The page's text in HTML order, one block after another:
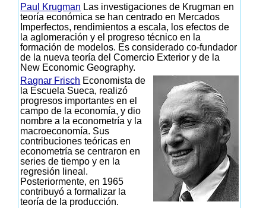
Paul Krugman Las investigaciones de Krugman en
teoría económica se han centrado en Mercados
Imperfectos, rendimientos a escala, los efectos de
la aglomeración y el progreso técnico en la
formación de modelos. Es considerado co-fundador
de la nueva teoría del Comercio Exterior y de la
New Economic Geography.
Ragnar Frisch Economista de
la Escuela Sueca, realizó
progresos importantes en el
campo de la economía, y dio
nombre a la econometría y la
macroeconomía. Sus
contribuciones teóricas en
econometría se centraron en
series de tiempo y en la
regresión lineal.
Posteriormente, en 1965
contribuyó a formalizar la
teoría de la producción.